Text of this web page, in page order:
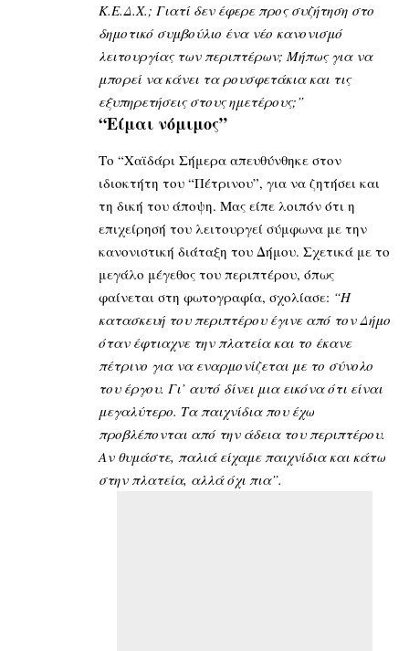
Κ.Ε.Δ.Χ.; Γιατί δεν έφερε προς συζήτηση στο
δημοτικό συμβούλιο ένα νέο κανονισμό
λειτουργίας των περιπτέρων; Μήπως για να
μπορεί να κάνει τα ρουσφετάκια και τις
εξυπηρετήσεις στους ημετέρους;”
“Είμαι νόμιμος”
Το “Χαϊδάρι Σήμερα απευθύνθηκε στον
ιδιοκτήτη του “Πέτρινου”, για να ζητήσει και
τη δική του άποψη. Μας είπε λοιπόν ότι η
επιχείρησή του λειτουργεί σύμφωνα με την
κανονιστική διάταξη του Δήμου. Σχετικά με το
μεγάλο μέγεθος του περιπτέρου, όπως
φαίνεται στη φωτογραφία, σχολίασε: “Η
κατασκευή του περιπτέρου έγινε από τον Δήμο
όταν έφτιαχνε την πλατεία και το έκανε
πέτρινο για να εναρμονίζεται με το σύνολο
του έργου. Γι’ αυτό δίνει μια εικόνα ότι είναι
μεγαλύτερο. Τα παιχνίδια που έχω
προβλέπονται από την άδεια του περιπτέρου.
Αν θυμάστε, παλιά είχαμε παιχνίδια και κάτω
στην πλατεία, αλλά όχι πια”.